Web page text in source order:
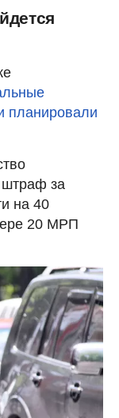
планировали
штраф за
на 40
20 МРП